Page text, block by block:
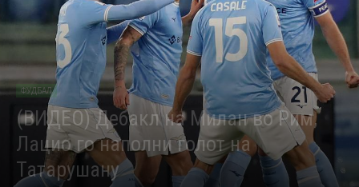
ФУДБАЛ
(ВИДЕО) Дебакл на Милан во Рим,
Лацио го наполни голот на
Татарушану